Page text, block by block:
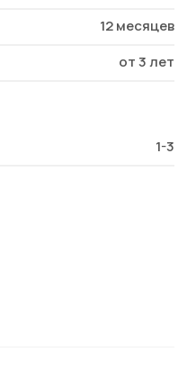
12 месяцев
от 3 лет
1-3